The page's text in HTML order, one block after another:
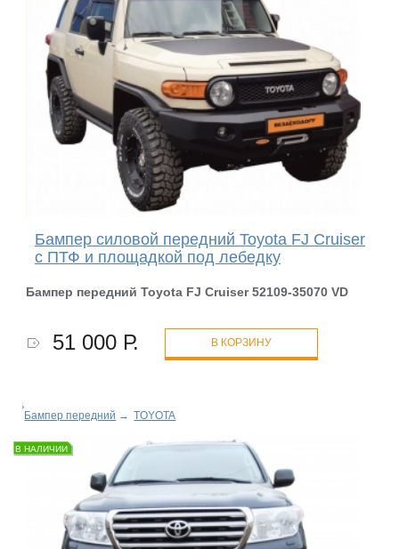
Бампер силовой передний Toyota FJ Cruiser
с ПТФ и площадкой под лебедку
Бампер передний Toyota FJ Cruiser 52109-35070 VD
51 000 Р. В КОРЗИНУ
Бампер передний → TOYOTA
В НАЛИЧИИ